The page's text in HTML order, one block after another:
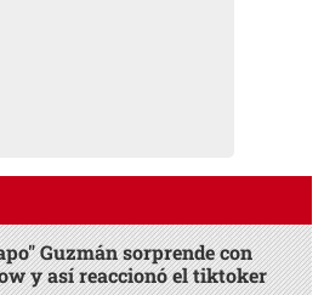
Guzmán sorprende con
y así reaccionó el tiktoker